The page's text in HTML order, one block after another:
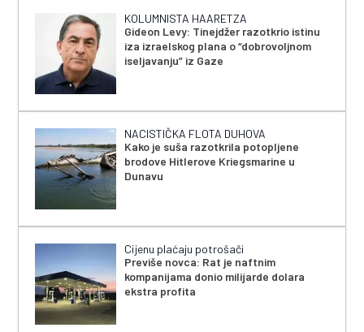
KOLUMNISTA HAARETZA
Gideon Levy: Tinejdžer razotkrio istinu
iza izraelskog plana o “dobrovoljnom
iseljavanju” iz Gaze
NACISTIČKA FLOTA DUHOVA
Kako je suša razotkrila potopljene
brodove Hitlerove Kriegsmarine u
Dunavu
Cijenu plaćaju potrošači
Previše novca: Rat je naftnim
kompanijama donio milijarde dolara
ekstra profita